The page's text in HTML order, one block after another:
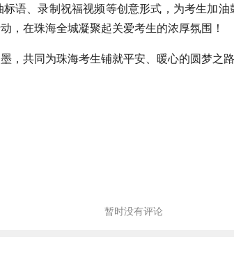
语、录制祝福视频等创意形式，为考生加
，在珠海全城凝聚起关爱考生的浓厚氛围！
，共同为珠海考生铺就平安、暖心的圆梦之路
暂时没有评论